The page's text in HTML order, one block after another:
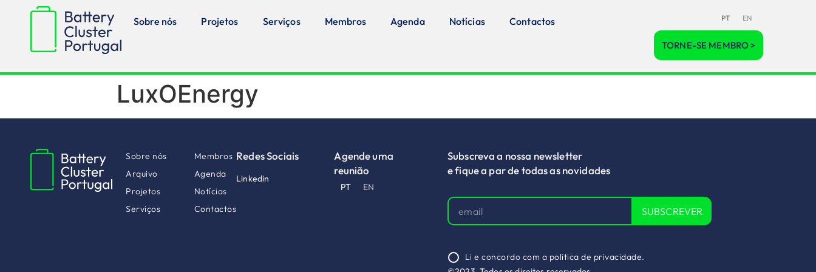
Sobre nós Projetos Serviços Membros Agenda Notícias Contactos PT EN
TORNE-SE MEMBRO >
LuxOEnergy
Sobre nós
Arquivo
Projetos
Serviços
Membros
Agenda
Notícias
Contactos
Redes Sociais
Linkedin
Agende uma
reunião
PT EN
Subscreva a nossa newsletter
e fique a par de todas as novidades
Li e concordo com a política de privacidade.
SUBSCREVER